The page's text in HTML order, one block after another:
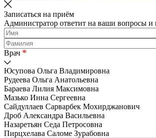
Записаться на приём
Администратор ответит на ваши вопросы и
Врач *
Юсупова Ольга Владимировна
Рудеева Ольга Анатольевна
Бараева Лилия Максимовна
Мазько Инна Сергеевна
Сайдуллаев Сарварбек Мохирджанович
Дроб Александра Васильевна
Назаретьян Седа Петросовна
Пирцхелава Саломе Зурабовна